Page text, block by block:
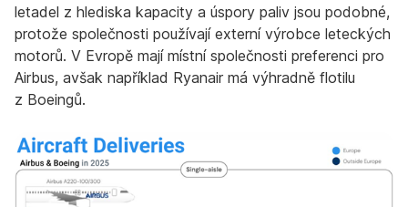
letadel z hlediska kapacity a úspory paliv jsou podobné,
protože společnosti používají externí výrobce leteckých
motorů. V Evropě mají místní společnosti preferenci pro
Airbus, avšak například Ryanair má výhradně flotilu
z Boeingů.